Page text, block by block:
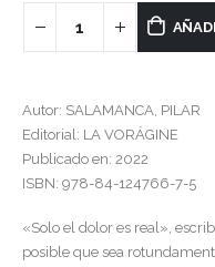
Autor: SALAMANCA, PILAR
Editorial: LA VORÁGINE
Publicado en: 2022
ISBN: 978-84-124766-7-5
«Solo el dolor es real»,
posible que sea